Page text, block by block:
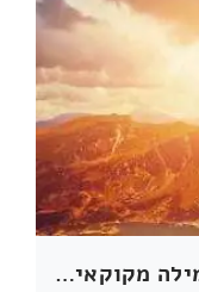
10 צעדים מעוררי השראה לגמילה מקוקאין ולהתחלה חדשה